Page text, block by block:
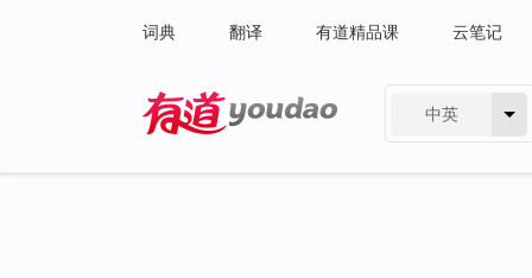
词典 翻译 有道精品课 云笔记
中英